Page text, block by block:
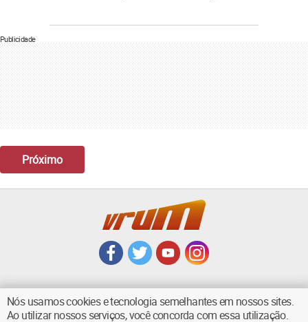
Publicidade
Próximo
Nós usamos cookies e tecnologia semelhantes em nossos sites.
Ao utilizar nossos serviços, você concorda com essa utilização.